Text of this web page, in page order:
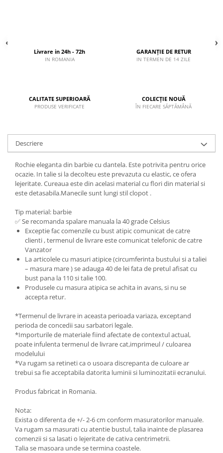
Livrare in 24h - 72h
IN ROMANIA
GARANȚIE DE RETUR
IN TERMEN DE 14 ZILE
CALITATE SUPERIOARĂ
PRODUSE VERIFICATE
COLECȚIE NOUĂ
ÎN FIECARE SĂPTĂMÂNĂ
Descriere
Rochie eleganta din barbie cu dantela. Este potrivita pentru orice
ocazie. In talie si la decolteu este prevazuta cu elastic, ce ofera
lejeritate. Cureaua este din acelasi material cu flori din material si
este detasabila.Manecile sunt lungi stil clopot .
Tip material: barbie
✅ Se recomanda spalare manuala la 40 grade Celsius
Exceptie fac comenzile cu bust atipic comunicat de catre
clienti , termenul de livrare este comunicat telefonic de catre
Vanzator
La articolele cu masuri atipice (circumferinta bustului si a taliei
– masura mare ) se adauga 40 de lei fata de pretul afisat cu
bust pana la 110 si talie 100.
Produsele cu masura atipica se achita in avans, si nu se
accepta retur.
*Termenul de livrare in aceasta perioada variaza, exceptand
perioda de concedii sau sarbatori legale.
*Importurile de materiale fiind afectate de contextul actual,
poate infulenta termenul de livrare cat,imprimeul / culoarea
modelului
*Va rugam sa retineti ca o usoara discrepanta de culoare ar
trebui sa fie acceptabila datorita luminii si luminozitatii ecranului.
Produs fabricat in Romania.
Nota:
Exista o diferenta de +/- 2-6 cm conform masuratorilor manuale.
Va rugam sa masurati cu atentie bustul, talia inainte de plasarea
comenzii si sa lasati o lejeritate de cativa centrimetrii.
Talia se masoara unde se termina coastele.